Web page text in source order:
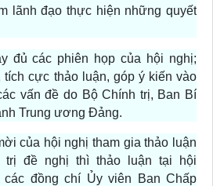
lãnh đạo thực hiện những quyết
đủ các phiên họp của hội nghị;
cực thảo luận, góp ý kiến vào
vấn đề do Bộ Chính trị, Ban Bí
Trung ương Đảng.
của hội nghị tham gia thảo luận
trị đề nghị thì thảo luận tại hội
các đồng chí Ủy viên Ban Chấp